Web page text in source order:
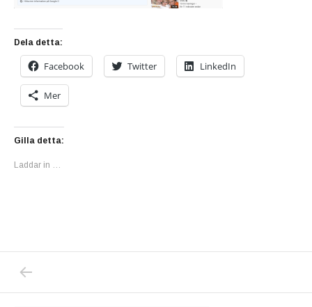
Dela detta:
Facebook Twitter LinkedIn
Mer
Gilla detta:
Laddar in …
Inläggsnavigering